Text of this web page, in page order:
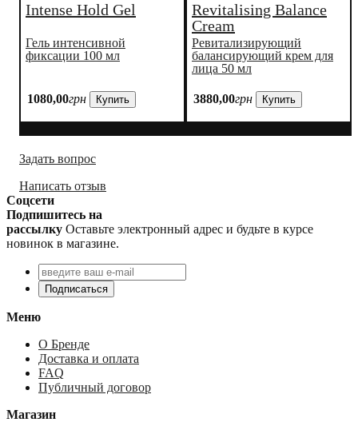
Intense Hold Gel
Гель интенсивной
фиксации 100 мл
1080,00грн Купить
Revitalising Balance
Cream
Ревитализирующий
балансирующий крем для
лица 50 мл
3880,00грн Купить
Задать вопрос
Написать отзыв
Соцсети
Подпишитесь на
рассылку Оставьте электронный адрес и будьте в курсе
новинок в магазине.
Подписаться
Меню
О Бренде
Доставка и оплата
FAQ
Публичный договор
Магазин